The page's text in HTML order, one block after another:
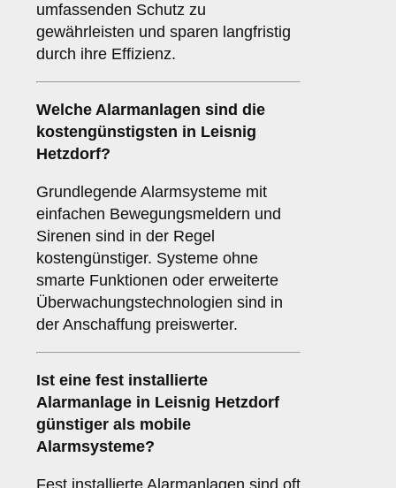
umfassenden Schutz zu
gewährleisten und sparen langfristig
durch ihre Effizienz.
Welche Alarmanlagen sind die
kostengünstigsten in Leisnig
Hetzdorf?
Grundlegende Alarmsysteme mit
einfachen Bewegungsmeldern und
Sirenen sind in der Regel
kostengünstiger. Systeme ohne
smarte Funktionen oder erweiterte
Überwachungstechnologien sind in
der Anschaffung preiswerter.
Ist eine fest installierte
Alarmanlage in Leisnig Hetzdorf
günstiger als mobile
Alarmsysteme?